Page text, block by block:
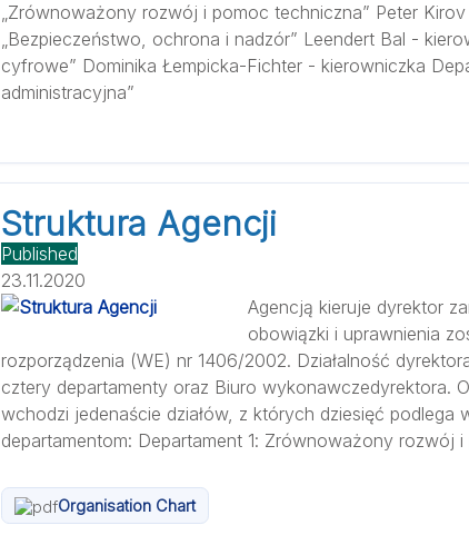
„Zrównoważony rozwój i pomoc techniczna” Peter
„Bezpieczeństwo, ochrona i nadzór” Leendert Bal -
cyfrowe” Dominika Łempicka-Fichter - kierowniczka
administracyjna”
Struktura Agencji
Published
23.11.2020
Agencją kieruje dyrektor
obowiązki i uprawnienia
rozporządzenia (WE) nr 1406/2002. Działalność
cztery departamenty oraz Biuro wykonawczedyrektora.
wchodzi jedenaście działów, z których dziesięć podlega
departamentom: Departament 1: Zrównoważony rozwój i
Organisation Chart